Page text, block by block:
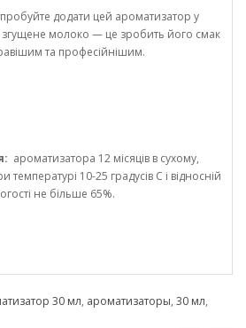
додати цей ароматизатор у
молоко — це зробить його смак
та професійнішим.
ароматизатора 12 місяців в сухому,
10-25 градусів С і відносній
не більше 65%.
30 мл, ароматизаторы, 30 мл,